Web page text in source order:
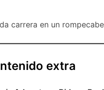
carrera en un
extra